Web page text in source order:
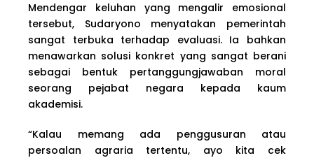
Mendengar keluhan yang mengalir emosional
tersebut, Sudaryono menyatakan pemerintah
sangat terbuka terhadap evaluasi. Ia bahkan
menawarkan solusi konkret yang sangat berani
sebagai bentuk pertanggungjawaban moral
seorang pejabat negara kepada kaum
akademisi.
“Kalau memang ada penggusuran atau
persoalan agraria tertentu, ayo kita cek